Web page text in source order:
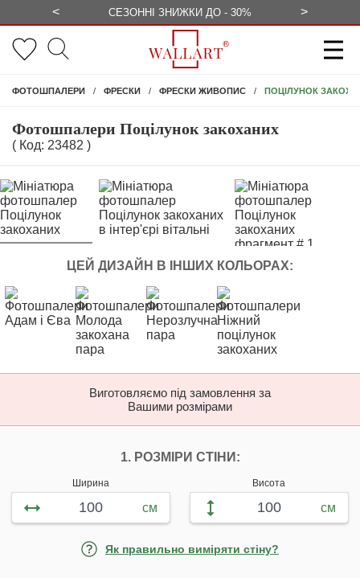
< СЕЗОННІ ЗНИЖКИ ДО - 30% >
ФОТОШПАЛЕРИ ФРЕСКИ ФРЕСКИ ЖИВОПИС ПОЦІЛУНОК
Фотошпалери Поцілунок закоханих
( Код: 23482 )
ЦЕЙ ДИЗАЙН В ІНШИХ КОЛЬОРАХ:
Виготовляємо під замовлення за
Вашими розмірами
1. РОЗМІРИ СТІНИ:
Ширина
см
Висота
см
Як правильно виміряти стіну?